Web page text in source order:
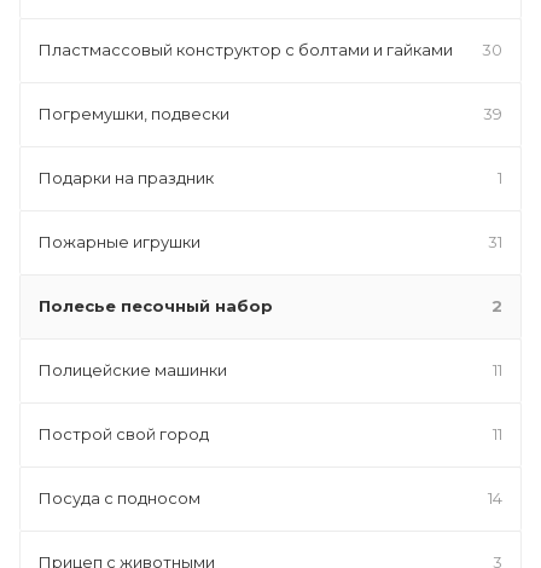
Пластмассовый конструктор с болтами и гайками 30
Погремушки, подвески 39
Подарки на праздник 1
Пожарные игрушки 31
Полесье песочный набор 2
Полицейские машинки 11
Построй свой город 11
Посуда с подносом 14
Прицеп с животными 3